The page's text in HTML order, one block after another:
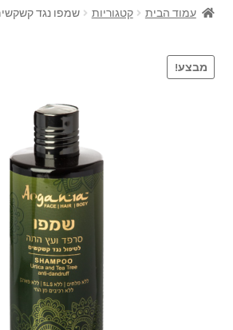
עמוד הבית קטגוריות שמפו נגד
מבצע!